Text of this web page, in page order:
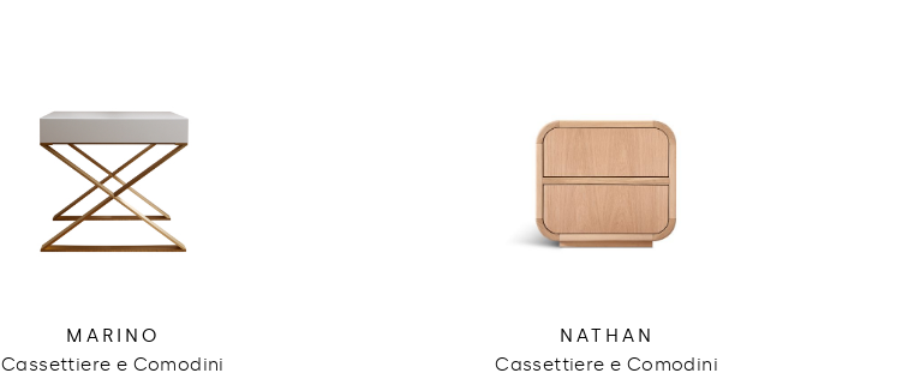
MARINO
Cassettiere e Comodini
NATHAN
Cassettiere e Comodini